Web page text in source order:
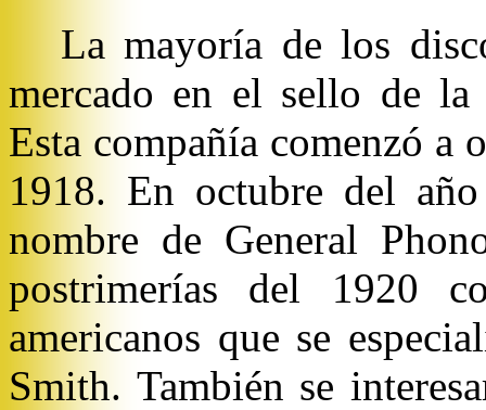
La mayoría de los
mercado en el sello de la
Esta compañía comenzó a
1918. En octubre del
nombre de General
postrimerías del 1920
americanos que se
Smith. También se